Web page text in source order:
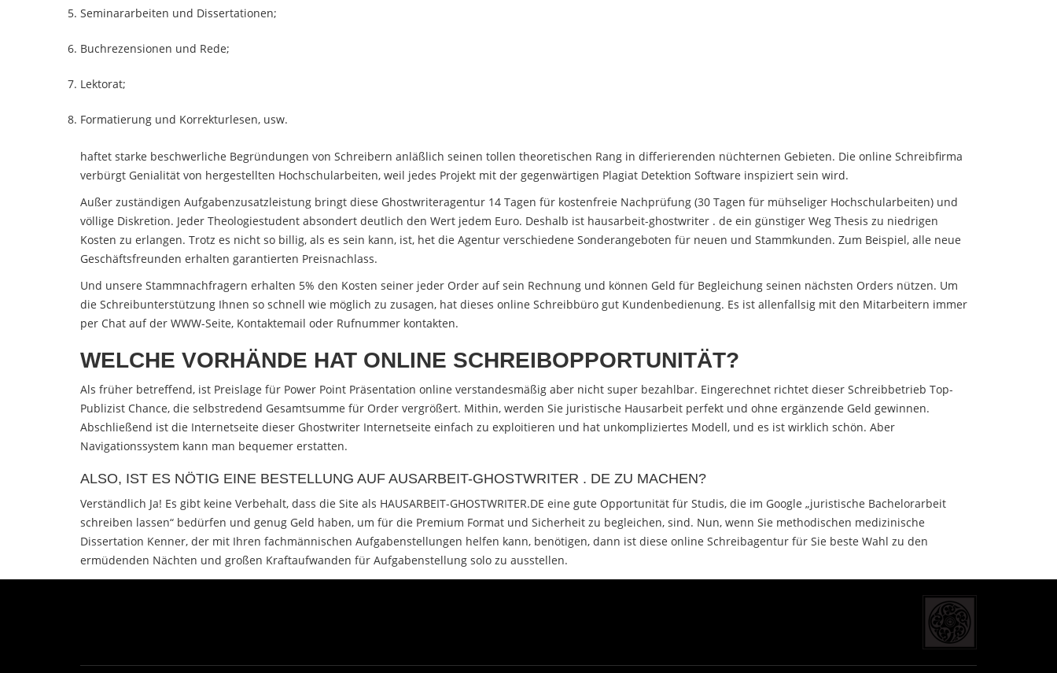
Seminararbeiten und Dissertationen;
Buchrezensionen und Rede;
Lektorat;
Formatierung und Korrekturlesen, usw.
haftet starke beschwerliche Begründungen von Schreibern anläßlich seinen tollen theoretischen Rang in differierenden nüchternen Gebieten. Die online Schreibfirma
verbürgt Genialität von hergestellten Hochschularbeiten, weil jedes Projekt mit der gegenwärtigen Plagiat Detektion Software inspiziert sein wird.
Außer zuständigen Aufgabenzusatzleistung bringt diese Ghostwriteragentur 14 Tagen für kostenfreie Nachprüfung (30 Tagen für mühseliger Hochschularbeiten) und
völlige Diskretion. Jeder Theologiestudent absondert deutlich den Wert jedem Euro. Deshalb ist hausarbeit-ghostwriter . de ein günstiger Weg Thesis zu niedrigen
Kosten zu erlangen. Trotz es nicht so billig, als es sein kann, ist, het die Agentur verschiedene Sonderangeboten für neuen und Stammkunden. Zum Beispiel, alle neue
Geschäftsfreunden erhalten garantierten Preisnachlass.
Und unsere Stammnachfragern erhalten 5% den Kosten seiner jeder Order auf sein Rechnung und können Geld für Begleichung seinen nächsten Orders nützen. Um
die Schreibunterstützung Ihnen so schnell wie möglich zu zusagen, hat dieses online Schreibbüro gut Kundenbedienung. Es ist allenfallsig mit den Mitarbeitern immer
per Chat auf der WWW-Seite, Kontaktemail oder Rufnummer kontakten.
WELCHE VORHÄNDE HAT ONLINE SCHREIBOPPORTUNITÄT?
Als früher betreffend, ist Preislage für Power Point Präsentation online verstandesmäßig aber nicht super bezahlbar. Eingerechnet richtet dieser Schreibbetrieb Top-
Publizist Chance, die selbstredend Gesamtsumme für Order vergrößert. Mithin, werden Sie juristische Hausarbeit perfekt und ohne ergänzende Geld gewinnen.
Abschließend ist die Internetseite dieser Ghostwriter Internetseite einfach zu exploitieren und hat unkompliziertes Modell, und es ist wirklich schön. Aber
Navigationssystem kann man bequemer erstatten.
ALSO, IST ES NÖTIG EINE BESTELLUNG AUF AUSARBEIT-GHOSTWRITER . DE ZU MACHEN?
Verständlich Ja! Es gibt keine Verbehalt, dass die Site als HAUSARBEIT-GHOSTWRITER.DE eine gute Opportunität für Studis, die im Google „juristische Bachelorarbeit
schreiben lassen“ bedürfen und genug Geld haben, um für die Premium Format und Sicherheit zu begleichen, sind. Nun, wenn Sie methodischen medizinische
Dissertation Kenner, der mit Ihren fachmännischen Aufgabenstellungen helfen kann, benötigen, dann ist diese online Schreibagentur für Sie beste Wahl zu den
ermüdenden Nächten und großen Kraftaufwanden für Aufgabenstellung solo zu ausstellen.